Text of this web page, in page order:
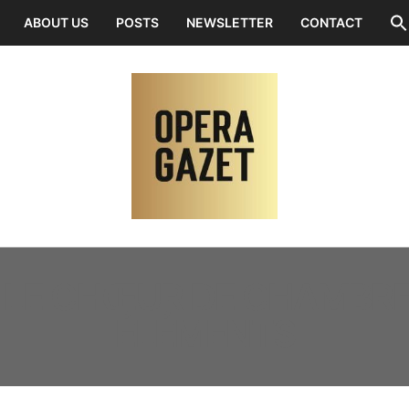
ABOUT US POSTS NEWSLETTER CONTACT